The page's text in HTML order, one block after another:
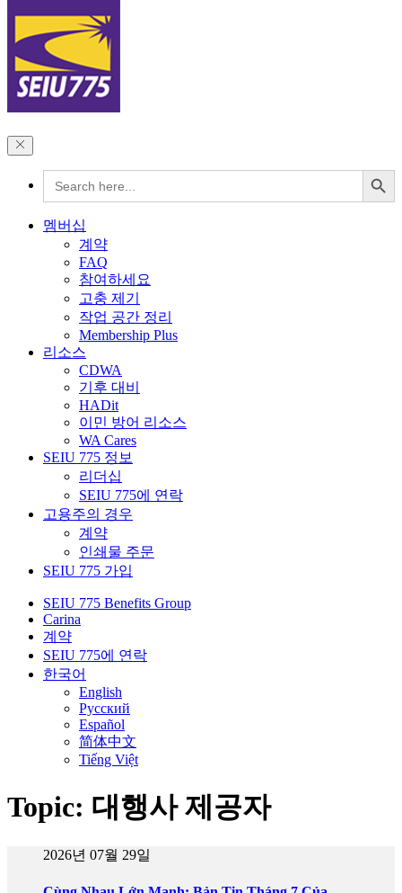
Search
for:
Search Button
멤버십
계약
FAQ
참여하세요
고충 제기
작업 공간 정리
Membership Plus
리소스
CDWA
기후 대비
HADit
이민 방어 리소스
WA Cares
SEIU 775 정보
리더십
SEIU 775에 연락
고용주의 경우
계약
인쇄물 주문
SEIU 775 가입
SEIU 775 Benefits Group
Carina
계약
SEIU 775에 연락
한국어
English
Русский
Español
简体中文
Tiếng Việt
Topic: 대행사 제공자
2026년 07월 29일